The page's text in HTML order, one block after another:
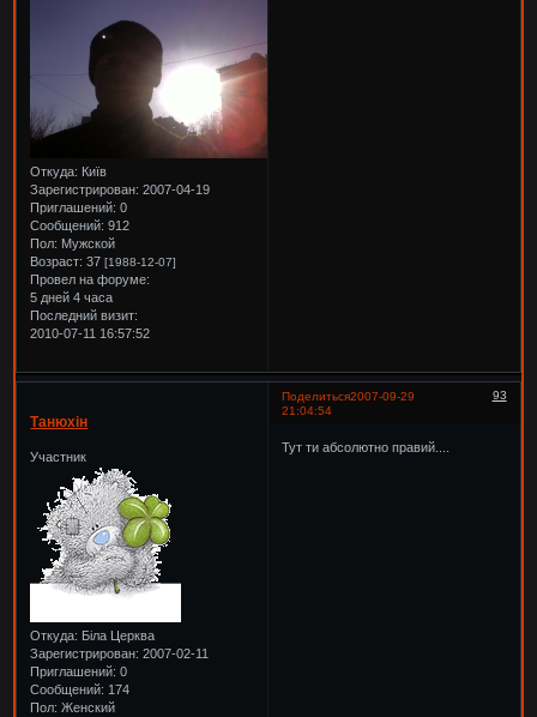
Откуда: Київ
Зарегистрирован: 2007-04-19
Приглашений: 0
Сообщений: 912
Пол: Мужской
Возраст: 37[1988-12-07]
Провел на форуме:
5 дней 4 часа
Последний визит:
2010-07-11 16:57:52
Поделиться 93
2007-09-29
21:04:54
Танюхін
Участник
Откуда: Біла Церква
Зарегистрирован: 2007-02-11
Приглашений: 0
Сообщений: 174
Пол: Женский
Тут ти абсолютно правий....